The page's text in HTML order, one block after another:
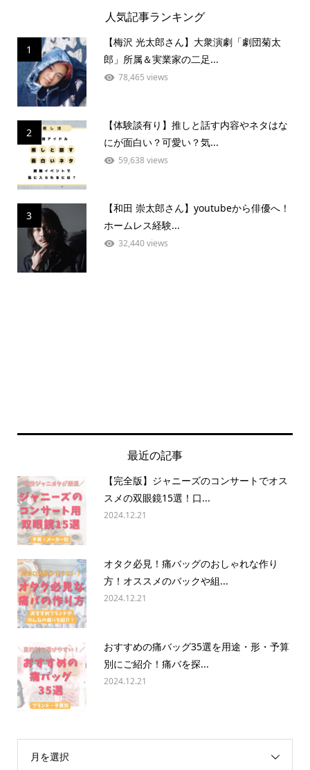
人気記事ランキング
1
【梅沢 光太郎さん】大衆演劇「劇団菊太
郎」所属＆実業家の二足...
78,465 views
2
【体験談有り】推しと話す内容やネタはな
にが面白い？可愛い？気...
59,638 views
3
【和田 崇太郎さん】youtubeから俳優へ！
ホームレス経験...
32,440 views
最近の記事
【完全版】ジャニーズのコンサートでオス
スメの双眼鏡15選！口...
2024.12.21
オタク必見！痛バッグのおしゃれな作り
方！オススメのバックや組...
2024.12.21
おすすめの痛バッグ35選を用途・形・予算
別にご紹介！痛バを探...
2024.12.21
月を選択